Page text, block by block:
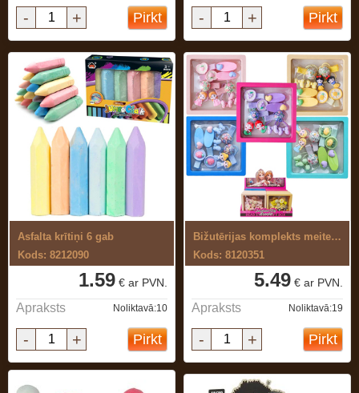
- + Pirkt - + Pirkt
Asfalta krītiņi 6 gab
Kods: 8212090
1.59 € ar PVN.
Apraksts Noliktavā:10
- + Pirkt
Bižutērijas komplekts meitenēm
Kods: 8120351
5.49 € ar PVN.
Apraksts Noliktavā:19
- + Pirkt